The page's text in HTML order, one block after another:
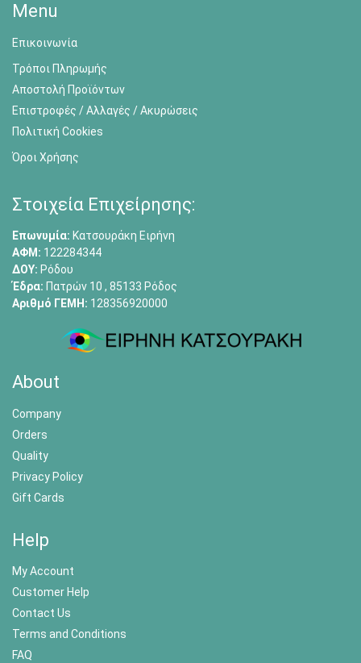
Menu
Επικοινωνία
Τρόποι Πληρωμής
Αποστολή Προϊόντων
Επιστροφές / Αλλαγές / Ακυρώσεις
Πολιτική Cookies
Όροι Χρήσης
Στοιχεία Επιχείρησης:
Επωνυμία: Κατσουράκη Ειρήνη
ΑΦΜ: 122284344
ΔΟΥ: Ρόδου
Έδρα: Πατρών 10 , 85133 Ρόδος
Αριθμό ΓΕΜΗ: 128356920000
About
Company
Orders
Quality
Privacy Policy
Gift Cards
Help
My Account
Customer Help
Contact Us
Terms and Conditions
FAQ